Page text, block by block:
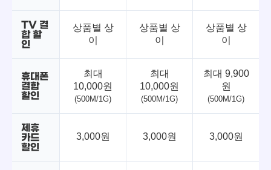
TV 결
합 할
인
상품별 상
이
상품별 상
이
상품별 상
이
휴대폰
결합
할인
최대
10,000원
(500M/1G)
최대
10,000원
(500M/1G)
최대 9,900
원
(500M/1G)
제휴
카드
할인
3,000원 3,000원 3,000원